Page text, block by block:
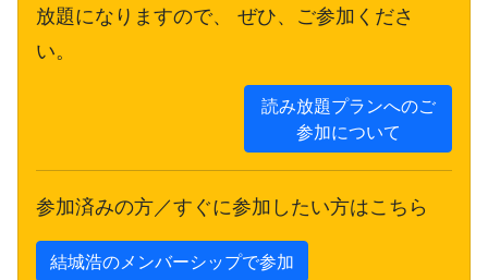
放題になりますので、 ぜひ、ご参加くださ
い。
読み放題プランへのご
参加について
参加済みの方／すぐに参加したい方はこちら
結城浩のメンバーシップで参加